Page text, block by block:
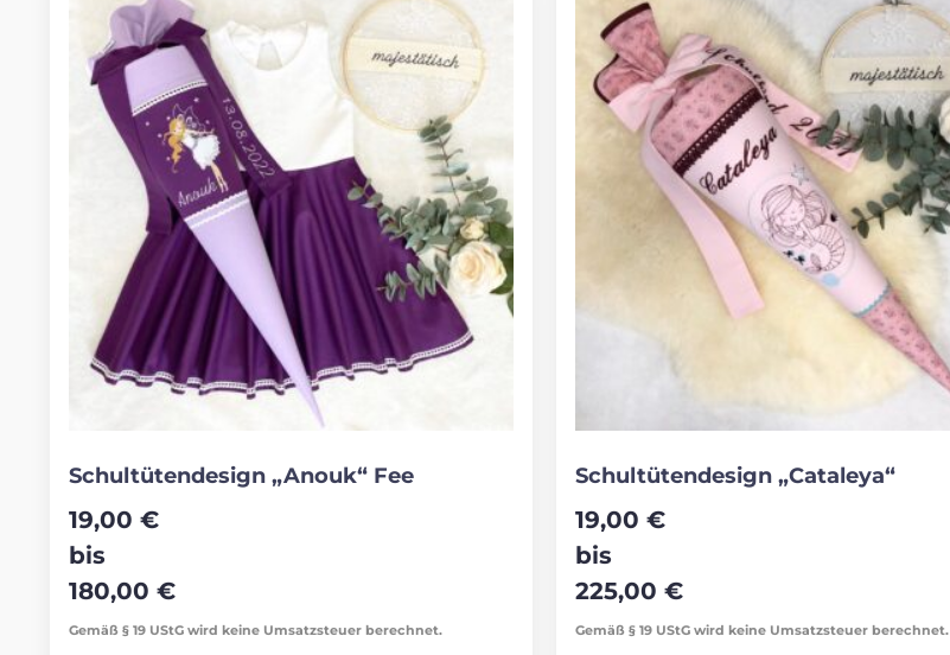
Schultütendesign „Anouk“ Fee
19,00 €
bis
180,00 €
Gemäß § 19 UStG wird keine Umsatzsteuer berechnet.
Schultütendesign „Cataleya“
19,00 €
bis
225,00 €
Gemäß § 19 UStG wird keine Umsatzsteuer berechnet.